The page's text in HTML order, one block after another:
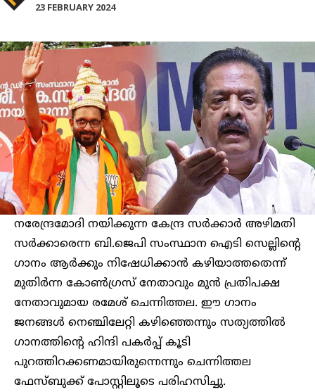
23 FEBRUARY 2024
നരേന്ദ്രമോദി നയിക്കുന്ന കേന്ദ്ര സർക്കാർ അഴിമതി
സർക്കാരെന്ന ബി.ജെപി സംസ്ഥാന ഐടി സെല്ലിന്റെ
ഗാനം ആർക്കും നിഷേധിക്കാൻ കഴിയാത്തതെന്ന്
മുതിർന്ന കോൺഗ്രസ് നേതാവും മുൻ പ്രതിപക്ഷ
നേതാവുമായ രമേശ് ചെന്നിത്തല. ഈ ഗാനം
ജനങ്ങൾ നെഞ്ചിലേറ്റി കഴിഞ്ഞെന്നും സത്യത്തിൽ
ഗാനത്തിന്റെ ഹിന്ദി പകർപ്പ് കൂടി
പുറത്തിറക്കണമായിരുന്നെന്നും ചെന്നിത്തല
ഫേസ്ബുക്ക് പോസ്റ്റിലൂടെ പരിഹസിച്ചു.